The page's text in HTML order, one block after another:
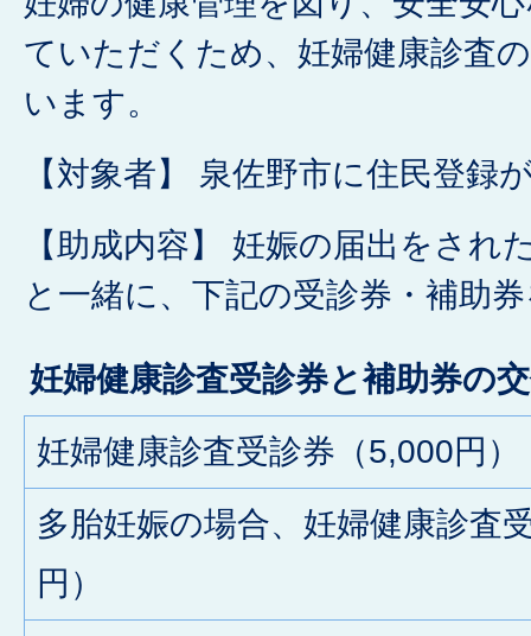
ていただくため、妊婦健康診査
います。
【対象者】 泉佐野市に住民登録
【助成内容】 妊娠の届出をされ
と一緒に、下記の受診券・補助
妊婦健康診査受診券と補助券の
妊婦健康診査受診券（5,000円）
多胎妊娠の場合、妊婦健康診査
円）